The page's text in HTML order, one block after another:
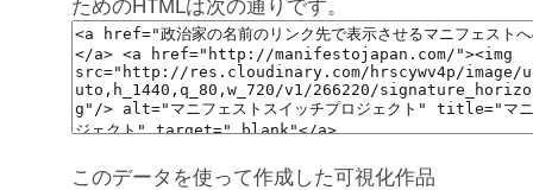
ためのHTMLは次の通りです。
このデータを使って作成した可視化作品